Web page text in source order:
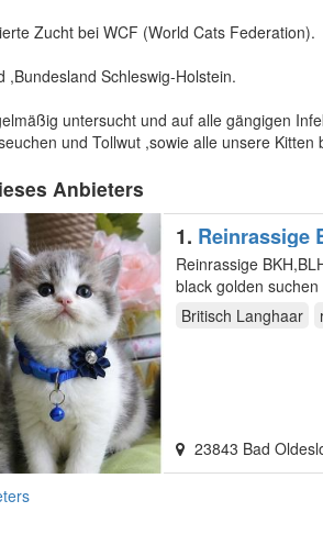
Zucht bei WCF (World Cats Federation).
,Bundesland Schleswig-Holstein.
untersucht und auf alle gängigen
und Tollwut ,sowie alle unsere
Anbieters
1. Reinrassige
Reinrassige BKH,BLH
black golden
untersucht,top…
Britisch Langhaar
23843 Bad